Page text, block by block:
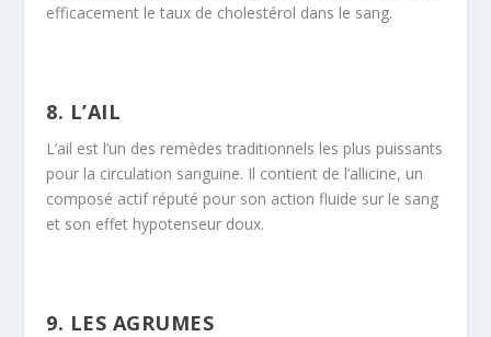
efficacement le taux de cholestérol dans le sang.
8. L’AIL
L’ail est l’un des remèdes traditionnels les plus puissants
pour la circulation sanguine. Il contient de l’allicine, un
composé actif réputé pour son action fluide sur le sang
et son effet hypotenseur doux.
9. LES AGRUMES